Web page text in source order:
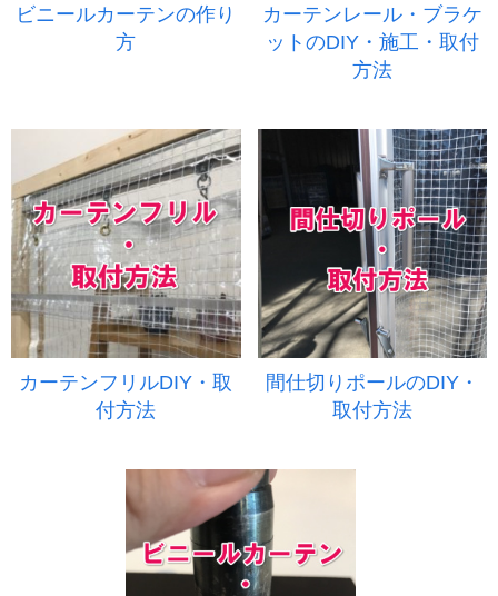
ビニールカーテンの作り
方
カーテンレール・ブラケ
ットのDIY・施工・取付
方法
カーテンフリルDIY・取
付方法
間仕切りポールのDIY・
取付方法